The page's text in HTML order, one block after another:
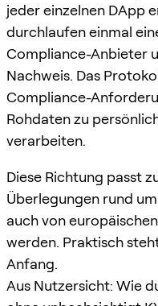
jeder einzelnen DApp
durchlaufen einmal
Compliance-Anbieter
Nachweis. Das
Compliance-
Rohdaten zu
verarbeiten.
Diese Richtung passt
Überlegungen rund
auch von
werden. Praktisch
Anfang.
Aus Nutzersicht: Wie